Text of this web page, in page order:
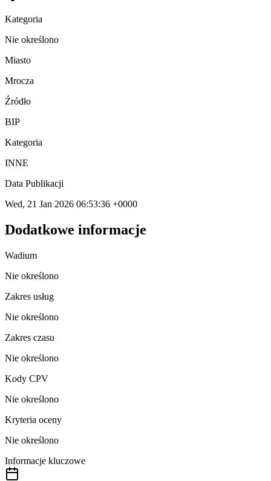
Kategoria
Nie określono
Miasto
Mrocza
Źródło
BIP
Kategoria
INNE
Data Publikacji
Wed, 21 Jan 2026 06:53:36 +0000
Dodatkowe informacje
Wadium
Nie określono
Zakres usług
Nie określono
Zakres czasu
Nie określono
Kody CPV
Nie określono
Kryteria oceny
Nie określono
Informacje kluczowe